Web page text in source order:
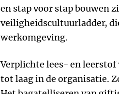
en stap voor stap bouwen
veiligheidscultuurladder,
werkomgeving.
Verplichte lees- en
tot laag in de organisatie.